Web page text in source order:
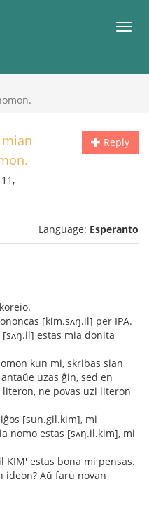
Reply
Language: Esperanto
[kim.sʌŋ.il] per IPA.
estas mia donita
kun mi, skribas sian
uzas ĝin, sed en
ne povas uzi literon
[sun.gil.kim], mi
nomo estas [sʌŋ.il.kim], mi
KIM' estas bona mi pensas.
ideon? Aŭ faru novan